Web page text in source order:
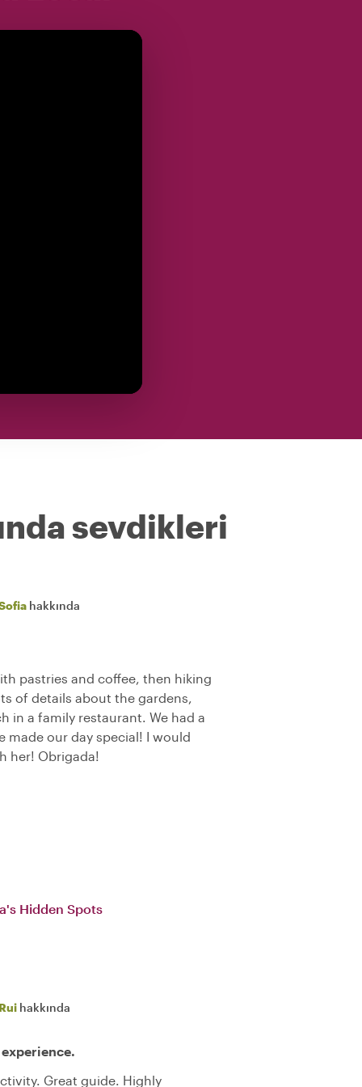
sevdikleri
hakkında
pastries and coffee, then hiking
of details about the gardens,
in a family restaurant. We had a
made our day special! I would
her! Obrigada!
Hidden Spots
Rui hakkında
Great guide. Highly